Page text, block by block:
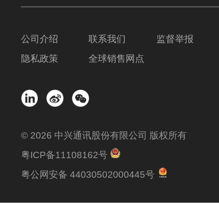
公司介绍 联系我们
监督举报
隐私政策
全球销售网点
© 2026 中兴通讯股份有限公司 版权所有
粤ICP备11108162号
粤公网安备 44030502000445号